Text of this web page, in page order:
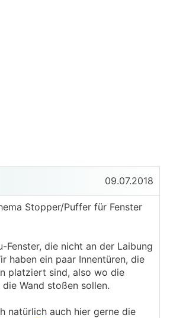
09.07.2018
Stopper/Puffer für Fenster
Fenster, die nicht an der Laibung
haben ein paar Innentüren, die
platziert sind, also wo die
Wand stoßen sollen.
natürlich auch hier gerne die